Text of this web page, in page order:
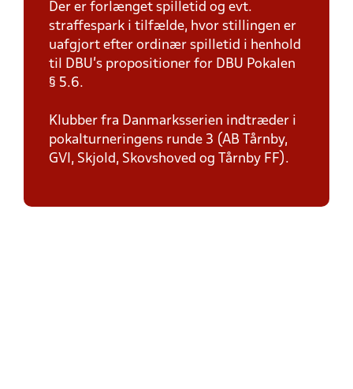
Der er forlænget spilletid og evt.
straffespark i tilfælde, hvor stillingen er
uafgjort efter ordinær spilletid i henhold
til DBU's propositioner for DBU Pokalen
§ 5.6.
Klubber fra Danmarksserien indtræder i
pokalturneringens runde 3 (AB Tårnby,
GVI, Skjold, Skovshoved og Tårnby FF).